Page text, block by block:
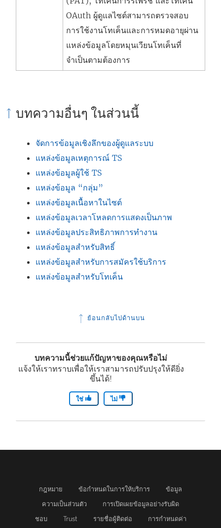
OAuth ผู้ดูแลไซต์สามารถตรวจสอบ
การใช้งานโทเค็นและการหมดอายุผ่าน
แหล่งข้อมูลโดยหมุนเวียนโทเค็นที่
จำเป็นตามต้องการ
บทความอื่นๆ ในส่วนนี้
จัดการข้อมูลเชิงลึกของผู้ดูแลระบบ
แหล่งข้อมูลเหตุการณ์ TS
แหล่งข้อมูลผู้ใช้ TS
แหล่งข้อมูล “กลุ่ม”
แหล่งข้อมูลเนื้อหาในไซต์
แหล่งข้อมูลเวลาโหลดการแสดงเป็นภาพ
แหล่งข้อมูลประสิทธิภาพการทำงาน
แหล่งข้อมูลสำหรับสิทธิ์
แหล่งข้อมูลสำหรับการสมัครใช้บริการ
แหล่งข้อมูลสำหรับโทเค็น
ย้อนกลับไปด้านบน
บทความนี้ช่วยแก้ปัญหาของคุณหรือไม่
แจ้งให้เราทราบเพื่อให้เราสามารถปรับปรุงให้ดียิ่ง
ขึ้นได้!
ใช่ ไม่
กฎหมาย ข้อกำหนดในการให้บริการ
ข้อมูล
ความเป็นส่วนตัว
การเปิดเผยข้อมูลอย่างรับผิด
ชอบ
Trust รายชื่อผู้ติดต่อ การกำหนดค่า